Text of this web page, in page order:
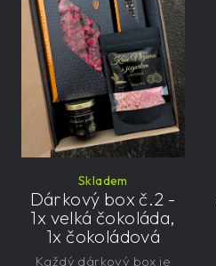
Skladem
Dárkový box č.2 -
1x velká čokoláda,
1x čokoládová
paštika, 1x mini
Každý dárkový box je